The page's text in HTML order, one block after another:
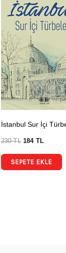
İstanbul Sur İçi
230TL 184 TL
SEPETE EKLE